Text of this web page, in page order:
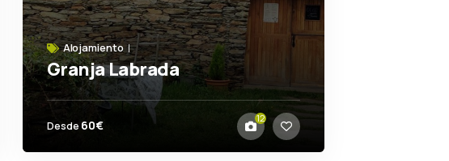
Alojamiento
Granja Labrada
Mañón (A Coruña)
Desde 60€ 12